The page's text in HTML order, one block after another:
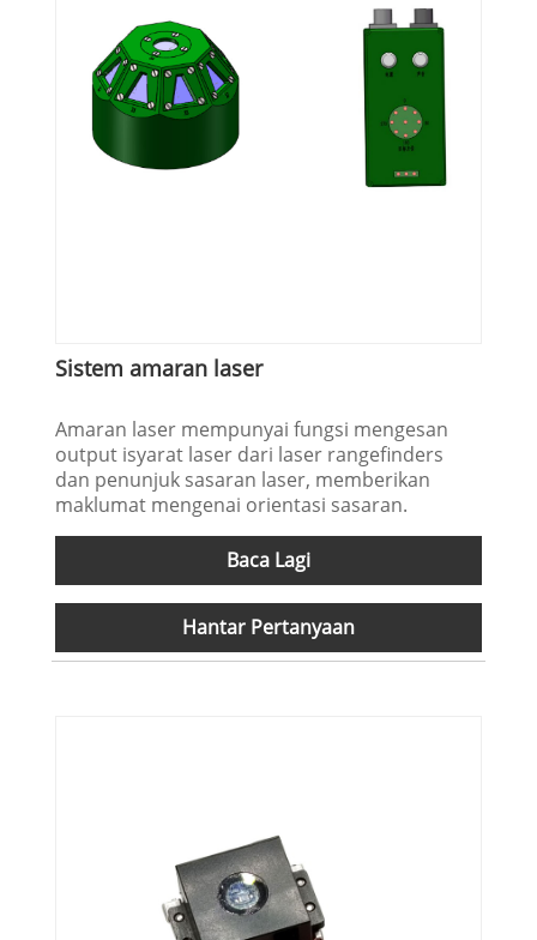
Sistem amaran laser
Amaran laser mempunyai fungsi mengesan
output isyarat laser dari laser rangefinders
dan penunjuk sasaran laser, memberikan
maklumat mengenai orientasi sasaran.
Baca Lagi
Hantar Pertanyaan